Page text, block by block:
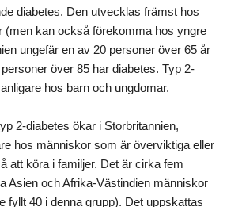
diabetes. Den utvecklas främst hos
(men kan också förekomma hos yngre
ungefär en av 20 personer över 65 år
över 85 har diabetes. Typ 2-
hos barn och ungdomar.
2-diabetes ökar i Storbritannien,
hos människor som är överviktiga eller
att köra i familjer. Det är cirka fem
Asien och Afrika-Västindien människor
fyllt 40 i denna grupp). Det uppskattas